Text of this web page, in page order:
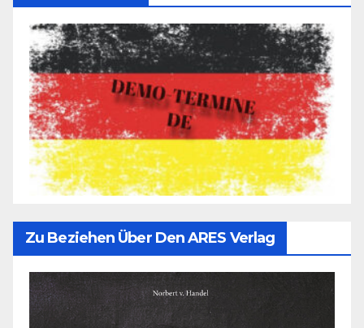
Zu Beziehen Über Den ARES Verlag